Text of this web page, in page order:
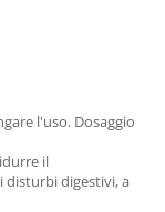
l'uso. Dosaggio
il
disturbi digestivi, a